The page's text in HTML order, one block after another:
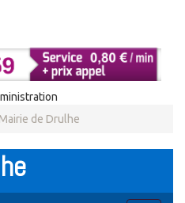
de Drulhe